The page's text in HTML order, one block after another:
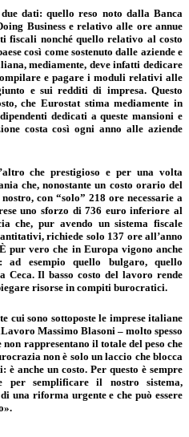
dati: quello reso noto dalla Banca
Business e relativo alle ore annue
fiscali nonché quello relativo al costo
così come sostenuto dalle aziende e
mediamente, deve infatti dedicare
e pagare i moduli relativi alle
e sui redditi di impresa. Questo
che Eurostat stima mediamente in
dedicati a queste mansioni e
costa così ogni anno alle aziende
che prestigioso e per una volta
che, nonostante un costo orario del
con “solo” 218 ore necessarie a
uno sforzo di 736 euro inferiore al
che, pur avendo un sistema fiscale
richiede solo 137 ore all’anno
pur vero che in Europa vigono anche
ad esempio quello bulgaro, quello
Ceca. Il basso costo del lavoro rende
risorse in compiti burocratici.
cui sono sottoposte le imprese italiane
Massimo Blasoni – molto spesso
rappresentano il totale del peso che
non è solo un laccio che blocca
anche un costo. Per questo è sempre
per semplificare il nostro sistema,
una riforma urgente e che può essere